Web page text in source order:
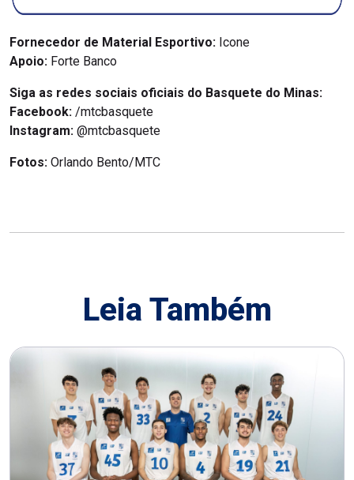
Fornecedor de Material Esportivo: Icone
Apoio: Forte Banco
Siga as redes sociais oficiais do Basquete do Minas:
Facebook: /mtcbasquete
Instagram: @mtcbasquete
Fotos: Orlando Bento/MTC
Leia Também